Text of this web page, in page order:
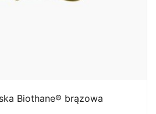
Biothane® brązowa